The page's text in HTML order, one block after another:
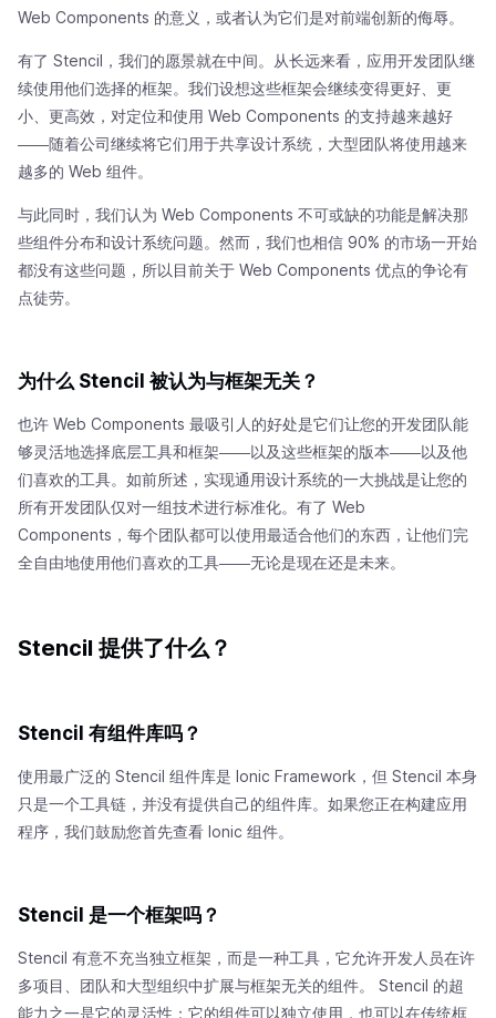
Web Components 的意义，或者认为它们是对前端创新的侮辱。
有了 Stencil，我们的愿景就在中间。从长远来看，应用开发团队继
续使用他们选择的框架。我们设想这些框架会继续变得更好、更
小、更高效，对定位和使用 Web Components 的支持越来越好
——随着公司继续将它们用于共享设计系统，大型团队将使用越来
越多的 Web 组件。
与此同时，我们认为 Web Components 不可或缺的功能是解决那
些组件分布和设计系统问题。然而，我们也相信 90% 的市场一开始
都没有这些问题，所以目前关于 Web Components 优点的争论有
点徒劳。
为什么 Stencil 被认为与框架无关？
也许 Web Components 最吸引人的好处是它们让您的开发团队能
够灵活地选择底层工具和框架——以及这些框架的版本——以及他
们喜欢的工具。如前所述，实现通用设计系统的一大挑战是让您的
所有开发团队仅对一组技术进行标准化。有了 Web
Components，每个团队都可以使用最适合他们的东西，让他们完
全自由地使用他们喜欢的工具——无论是现在还是未来。
Stencil 提供了什么？
Stencil 有组件库吗？
使用最广泛的 Stencil 组件库是 Ionic Framework，但 Stencil 本身
只是一个工具链，并没有提供自己的组件库。如果您正在构建应用
程序，我们鼓励您首先查看 Ionic 组件。
Stencil 是一个框架吗？
Stencil 有意不充当独立框架，而是一种工具，它允许开发人员在许
多项目、团队和大型组织中扩展与框架无关的组件。 Stencil 的超
能力之一是它的灵活性：它的组件可以独立使用，也可以在传统框